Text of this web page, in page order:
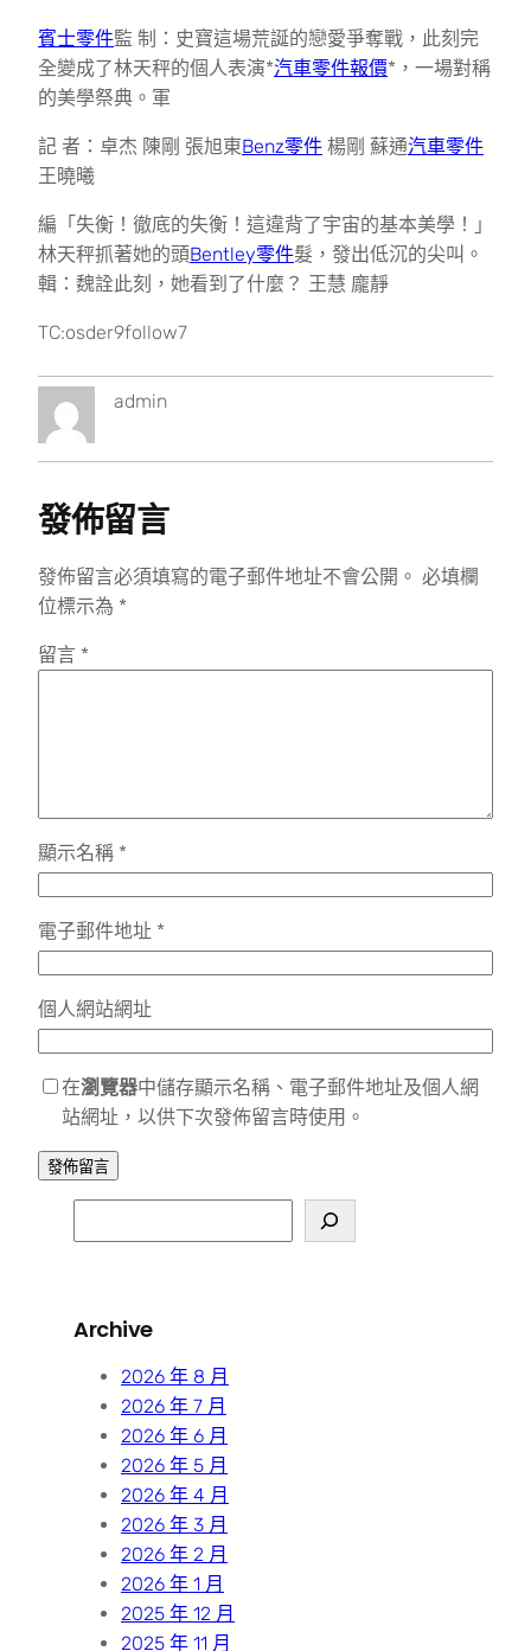
賓士零件監 制：史寶這場荒誕的戀愛爭奪戰，此刻完
全變成了林天秤的個人表演*汽車零件報價*，一場對稱
的美學祭典。軍
記 者：卓杰 陳剛 張旭東Benz零件 楊剛 蘇通汽車零件
王曉曦
編「失衡！徹底的失衡！這違背了宇宙的基本美學！」
林天秤抓著她的頭Bentley零件髮，發出低沉的尖叫。
輯：魏詮此刻，她看到了什麼？ 王慧 龐靜
TC:osder9follow7
admin
發佈留言
發佈留言必須填寫的電子郵件地址不會公開。 必填欄
位標示為 *
留言 *
顯示名稱 *
電子郵件地址 *
個人網站網址
在瀏覽器中儲存顯示名稱、電子郵件地址及個人網
站網址，以供下次發佈留言時使用。
e
c
Archive
2026 年 8 月
2026 年 7 月
2026 年 6 月
2026 年 5 月
2026 年 4 月
2026 年 3 月
2026 年 2 月
2026 年 1 月
2025 年 12 月
2025 年 11 月